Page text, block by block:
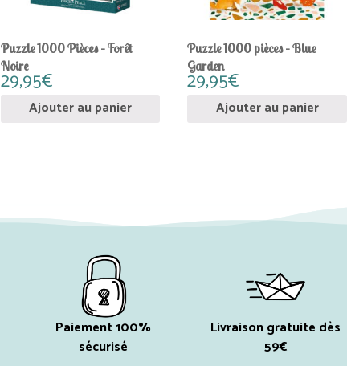
Puzzle 1000 Pièces – Forêt
Noire
29,95€
Ajouter au panier
Puzzle 1000 pièces – Blue
Garden
29,95€
Ajouter au panier
Paiement 100%
sécurisé
Livraison gratuite dès
59€